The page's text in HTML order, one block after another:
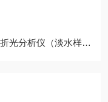
分析仪（淡水样品）